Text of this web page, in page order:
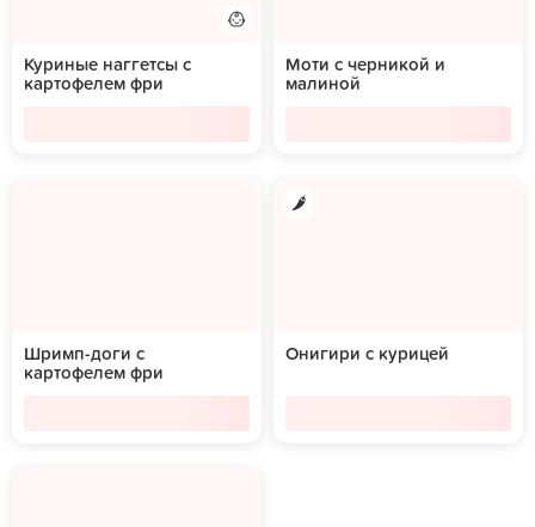
Куриные наггетсы с
картофелем фри
Моти с черникой и
малиной
Шримп-доги с
картофелем фри
Онигири с курицей